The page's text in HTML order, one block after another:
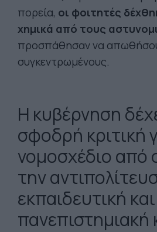
πορεία, οι φοιτητές
χημικά από τους
προσπάθησαν να
συγκεντρωμένους.
Η κυβέρνηση
σφοδρή κριτική
νομοσχέδιο
την
εκπαιδευτική και
πανεπιστημιακή